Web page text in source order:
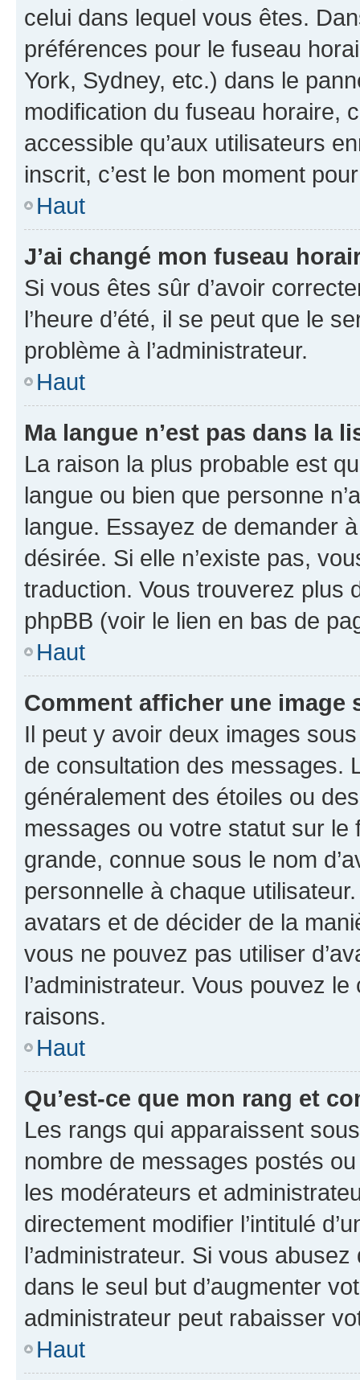
celui dans lequel vous êtes.
préférences pour le fuseau
York, Sydney, etc.) dans le
modification du fuseau horaire,
accessible qu’aux utilisateurs
inscrit, c’est le bon moment
Haut
J’ai changé mon fuseau
Si vous êtes sûr d’avoir
l’heure d’été, il se peut que le
problème à l’administrateur.
Haut
Ma langue n’est pas dans la
La raison la plus probable est
langue ou bien que personne
langue. Essayez de demander
désirée. Si elle n’existe pas,
traduction. Vous trouverez plus
phpBB (voir le lien en bas de
Haut
Comment afficher une image
Il peut y avoir deux images
de consultation des messages.
généralement des étoiles ou
messages ou votre statut sur
grande, connue sous le nom
personnelle à chaque utilisateur.
avatars et de décider de la
vous ne pouvez pas utiliser
l’administrateur. Vous pouvez
raisons.
Haut
Qu’est-ce que mon rang et
Les rangs qui apparaissent
nombre de messages postés
les modérateurs et
directement modifier l’intitulé
l’administrateur. Si vous
dans le seul but d’augmenter
administrateur peut rabaisser
Haut